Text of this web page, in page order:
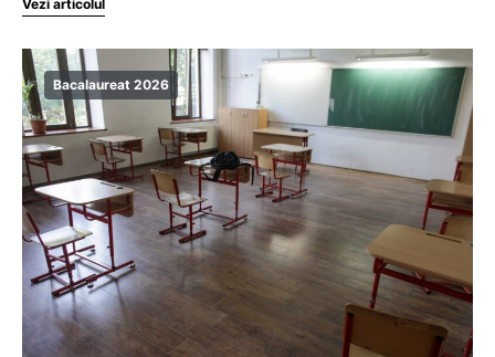
Vezi articolul
Bacalaureat 2026